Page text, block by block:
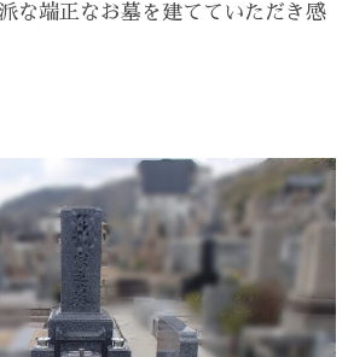
な端正なお墓を建てていただき感